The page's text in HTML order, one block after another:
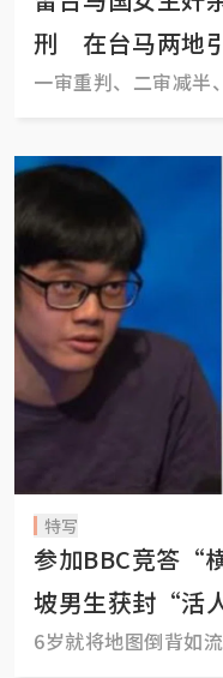
刑 在台马两地
一审重判、二审减半
特写
参加BBC竞答“
坡男生获封“活
6岁就将地图倒背如流